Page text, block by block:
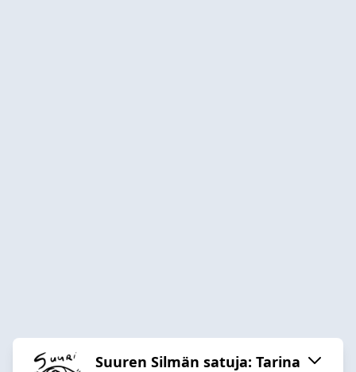
Suuren Silmän satuja: Tarina